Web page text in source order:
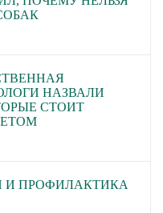
НАЗВАЛИ
СТОИТ
И ПРОФИЛАКТИКА